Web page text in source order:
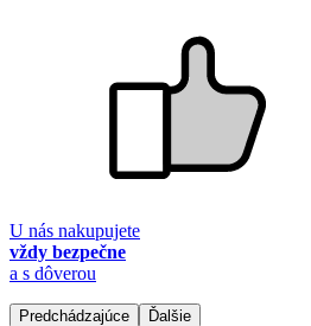
U nás nakupujete
vždy bezpečne
a s dôverou
Predchádzajúce Ďalšie